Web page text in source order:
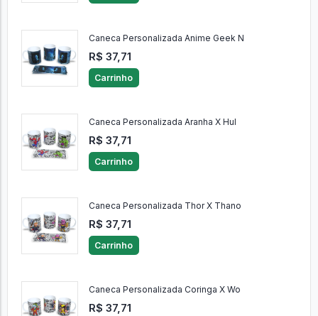
Caneca Personalizada Anime Geek N
R$ 37,71
Carrinho
Caneca Personalizada Aranha X Hul
R$ 37,71
Carrinho
Caneca Personalizada Thor X Thano
R$ 37,71
Carrinho
Caneca Personalizada Coringa X Wo
R$ 37,71